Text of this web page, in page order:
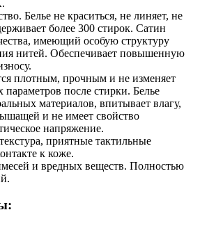
Белье не краситься, не линяет, не
более 300 стирок. Сатин
имеющий особую структуру
нитей. Обеспечивает повышенную
плотным, прочным и не изменяет
параметров после стирки. Белье
материалов, впитывает влагу,
и не имеет свойство
напряжение.
приятные тактильные
к коже.
и вредных веществ. Полностью